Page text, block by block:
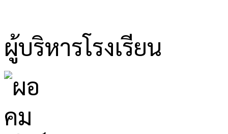
ผู้บริหารโรงเรียน